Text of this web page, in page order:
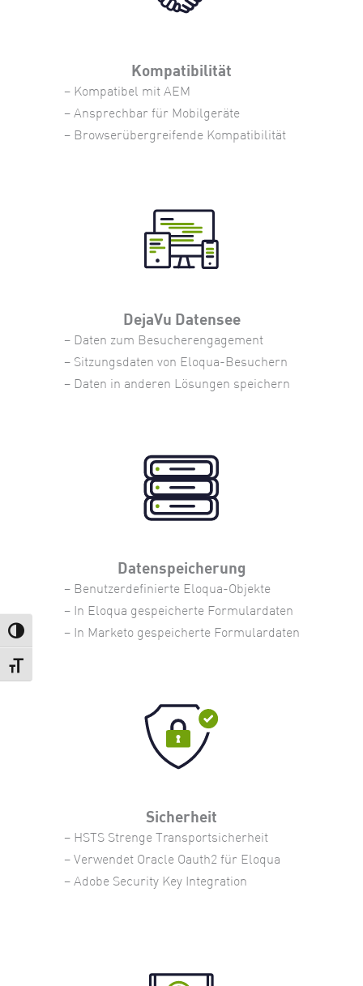
Umschalten auf hohe Kontraste
Schrift vergrößern
Kompatibilität
– Kompatibel mit AEM
– Ansprechbar für Mobilgeräte
– Browserübergreifende Kompatibilität
DejaVu Datensee
– Daten zum Besucherengagement
– Sitzungsdaten von Eloqua-Besuchern
– Daten in anderen Lösungen speichern
Datenspeicherung
– Benutzerdefinierte Eloqua-Objekte
– In Eloqua gespeicherte Formulardaten
– In Marketo gespeicherte Formulardaten
Sicherheit
– HSTS Strenge Transportsicherheit
– Verwendet Oracle Oauth2 für Eloqua
– Adobe Security Key Integration